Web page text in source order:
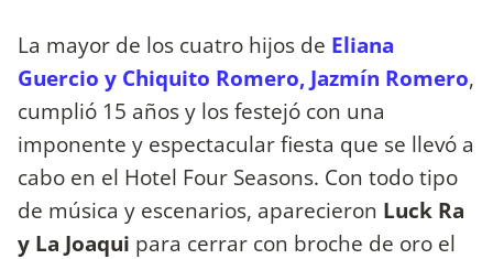
La mayor de los cuatro hijos de Eliana
Guercio y Chiquito Romero, Jazmín Romero,
cumplió 15 años y los festejó con una
imponente y espectacular fiesta que se llevó a
cabo en el Hotel Four Seasons. Con todo tipo
de música y escenarios, aparecieron Luck Ra
y La Joaqui para cerrar con broche de oro el